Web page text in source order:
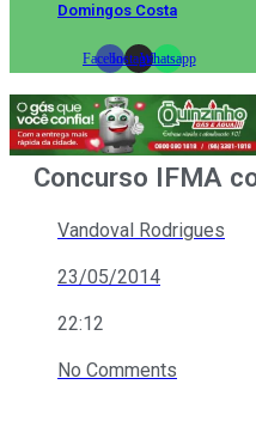
Domingos Costa
FacebookInstagramWhatsapp
Concurso IFMA
Vandoval Rodrigues
23/05/2014
22:12
No Comments